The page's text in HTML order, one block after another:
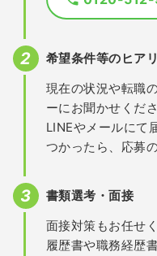
希望条件等のヒア
現在の状況や転職
ーにお聞かせくださ
LINEやメールにて
つかったら、応募
書類選考・面接
面接対策もお任せ
履歴書や職務経歴